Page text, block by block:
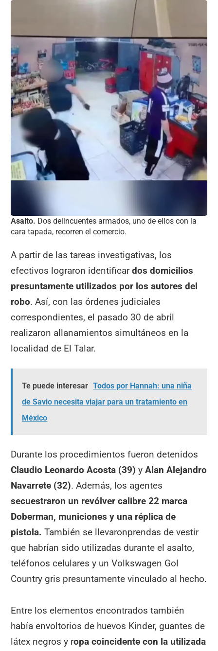
Asalto. Dos delincuentes armados, uno de ellos con la
cara tapada, recorren el comercio.
A partir de las tareas investigativas, los
efectivos lograron identificardos domicilios
presuntamente utilizados por los autores del
robo. Así, con las órdenes judiciales
correspondientes, el pasado 30 de abril
realizaron allanamientos simultáneos en la
localidad de El Talar.
Te puede interesar Todos por Hannah: una niña
de Savio necesita viajar para un tratamiento en
México
Durante los procedimientos fueron detenidos
Claudio Leonardo Acosta (39) yAlan Alejandro
Navarrete (32). Además, los agentes
secuestraron un revólver calibre 22 marca
Doberman, municiones y una réplica de
pistola.También se llevaronprendas de vestir
que habrían sido utilizadas durante el asalto,
teléfonos celulares y un Volkswagen Gol
Country gris presuntamente vinculado al hecho.
Entre los elementos encontrados también
había envoltorios de huevos Kinder, guantes de
látex negros y ropa coincidente con la utilizada